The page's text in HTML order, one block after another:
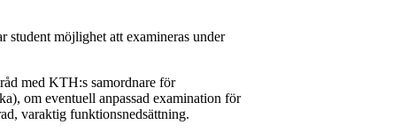
student möjlighet att examineras under
med KTH:s samordnare för
om eventuell anpassad examination för
varaktig funktionsnedsättning.